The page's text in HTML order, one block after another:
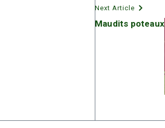
Next Article
Maudits poteaux